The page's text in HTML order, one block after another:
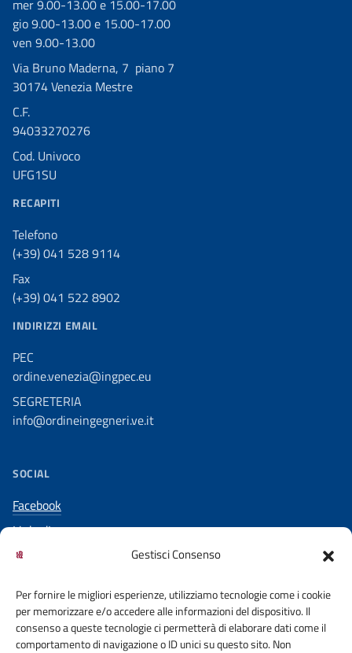
Gestisci Consenso
Per fornire le migliori esperienze, utilizziamo tecnologie come i cookie
per memorizzare e/o accedere alle informazioni del dispositivo. Il
consenso a queste tecnologie ci permetterà di elaborare dati come il
comportamento di navigazione o ID unici su questo sito. Non
mer 9.00-13.00 e 15.00-17.00
gio 9.00-13.00 e 15.00-17.00
ven 9.00-13.00
Via Bruno Maderna, 7 piano 7
30174 Venezia Mestre
C.F.
94033270276
Cod. Univoco
UFG1SU
RECAPITI
Telefono
(+39) 041 528 9114
Fax
(+39) 041 522 8902
INDIRIZZI EMAIL
PEC
ordine.venezia@ingpec.eu
SEGRETERIA
info@ordineingegneri.ve.it
SOCIAL
Facebook
LinkedIn
YouTube